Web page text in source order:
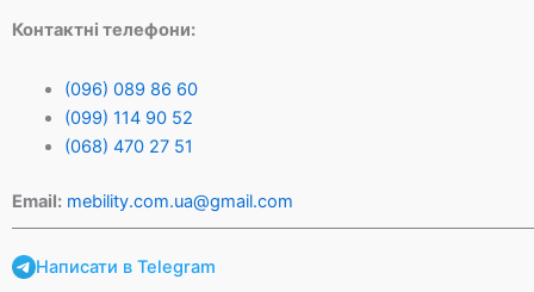
Контактні телефони:
(096) 089 86 60
(099) 114 90 52
(068) 470 27 51
Email: mebility.com.ua@gmail.com
Написати в Telegram